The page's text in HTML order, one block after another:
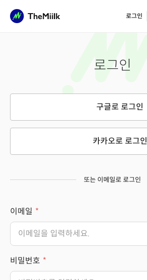
로그인
로그인
구글로 로그인
카카오로 로그인
또는 이메일로 로그인
이메일
비밀번호